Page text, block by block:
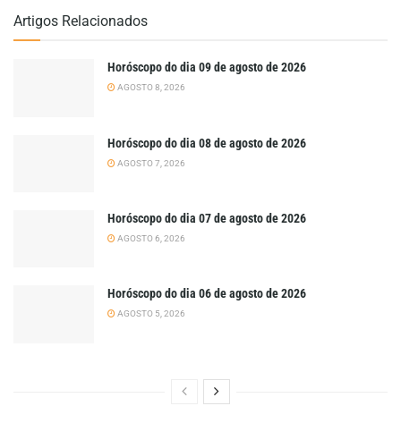
Artigos Relacionados
Horóscopo do dia 09 de agosto de 2026
AGOSTO 8, 2026
Horóscopo do dia 08 de agosto de 2026
AGOSTO 7, 2026
Horóscopo do dia 07 de agosto de 2026
AGOSTO 6, 2026
Horóscopo do dia 06 de agosto de 2026
AGOSTO 5, 2026